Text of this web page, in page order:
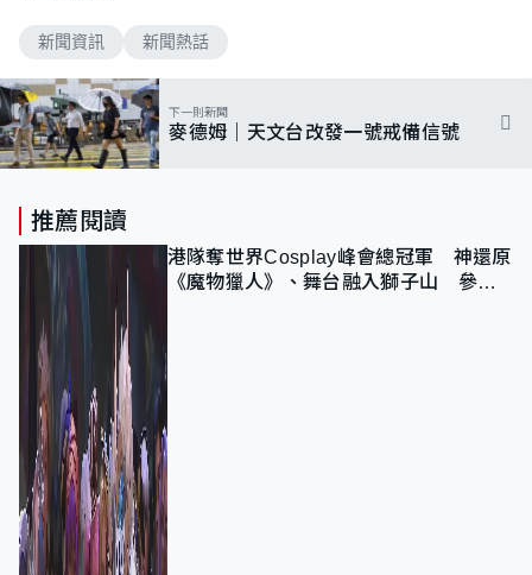
新聞資訊 新聞熱話
下一則新聞
麥德姆｜天文台改發一號戒備信號
推薦閱讀
港隊奪世界Cosplay峰會總冠軍 神還原
《魔物獵人》、舞台融入獅子山 參賽